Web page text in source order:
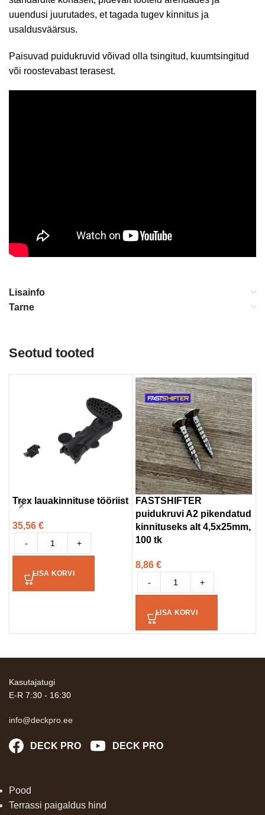
uuendusi juurutades, et tagada tugev kinnitus ja
usaldusväärsus.
Paisuvad puidukruvid võivad olla tsingitud, kuumtsingitud
või roostevabast terasest.
Lisainfo
Tarne
Seotud tooted
Trex lauakinnituse tööriist
35,56 €
- +
LISA KORVI
FASTSHIFTER
puidukruvi A2 pikendatud
kinnituseks alt 4,5x25mm,
100 tk
8,86 €
- +
LISA KORVI
Kasutajatugi
E-R 7:30 - 16:30
info@deckpro.ee
DECK PRO DECK PRO
Pood
Terrassi paigaldus hind